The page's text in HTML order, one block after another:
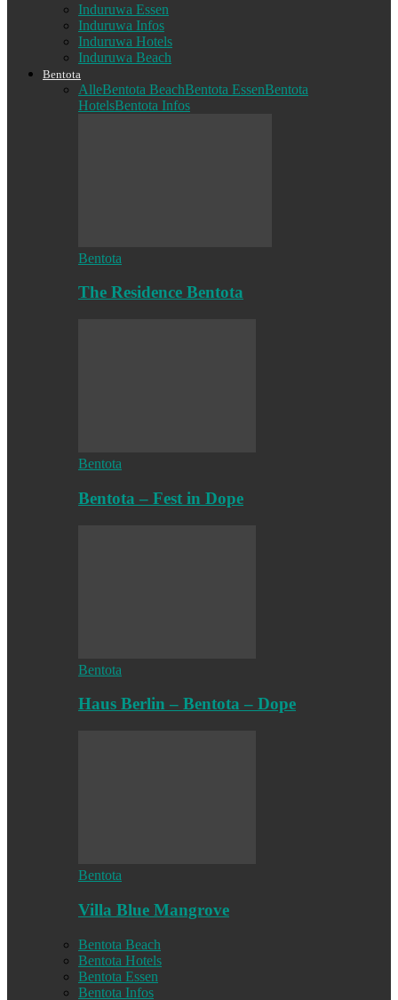
Induruwa Essen
Induruwa Infos
Induruwa Hotels
Induruwa Beach
Bentota
AlleBentota BeachBentota EssenBentota
HotelsBentota Infos
Bentota
The Residence Bentota
Bentota
Bentota – Fest in Dope
Bentota
Haus Berlin – Bentota – Dope
Bentota
Villa Blue Mangrove
Bentota Beach
Bentota Hotels
Bentota Essen
Bentota Infos